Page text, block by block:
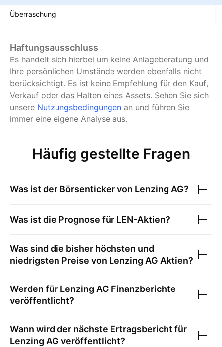
Überraschung
Haftungsausschluss
Es handelt sich hierbei um keine Anlageberatung und
Ihre persönlichen Umstände werden ebenfalls nicht
berücksichtigt. Es ist keine Empfehlung für den Kauf,
Verkauf oder das Halten eines Assets. Sehen Sie sich
unsere Nutzungsbedingungen an und führen Sie
immer eine eigene Analyse aus.
Häufig gestellte Fragen
Was ist der Börsenticker von Lenzing AG?
Was ist die Prognose für LEN-Aktien?
Was sind die bisher höchsten und
niedrigsten Preise von Lenzing AG Aktien?
Werden für Lenzing AG Finanzberichte
veröffentlicht?
Wann wird der nächste Ertragsbericht für
Lenzing AG veröffentlicht?